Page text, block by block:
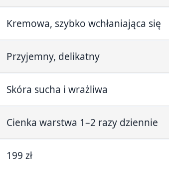
Kremowa, szybko wchłaniająca się
Przyjemny, delikatny
Skóra sucha i wrażliwa
Cienka warstwa 1–2 razy dziennie
199 zł